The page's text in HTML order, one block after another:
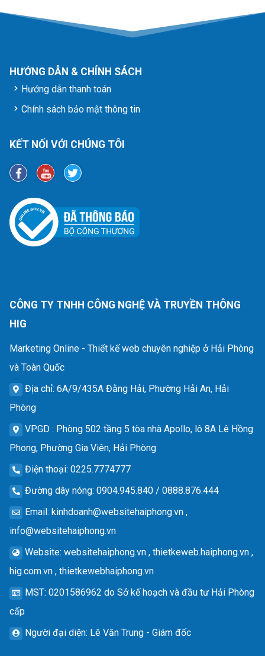
HƯỚNG DẪN & CHÍNH SÁCH
Hướng dẫn thanh toán
Chính sách bảo mật thông tin
KẾT NỐI VỚI CHÚNG TÔI
CÔNG TY TNHH CÔNG NGHỆ VÀ TRUYỀN THÔNG
HIG
Marketing Online - Thiết kế web chuyên nghiệp ở Hải Phòng
và Toàn Quốc
Địa chỉ: 6A/9/435A Đằng Hải, Phường Hải An, Hải
Phòng
VPGD : Phòng 502 tầng 5 tòa nhà Apollo, lô 8A Lê Hồng
Phong, Phường Gia Viên, Hải Phòng
Điện thoại: 0225.7774777
Đường dây nóng: 0904.945.840 / 0888.876.444
Email: kinhdoanh@websitehaiphong.vn ,
info@websitehaiphong.vn
Website: websitehaiphong.vn , thietkeweb.haiphong.vn ,
hig.com.vn , thietkewebhaiphong.vn
MST: 0201586962 do Sở kế hoạch và đầu tư Hải Phòng
cấp
Người đại diện: Lê Văn Trung - Giám đốc